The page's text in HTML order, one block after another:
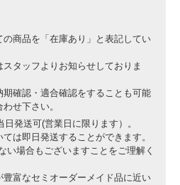
商品を「在庫あり」と表記してい
タッフよりお知らせしておりま
確認・適合確認をすることも可能
せ下さい。
発送可(営業日に限ります）。
は即日発送することができます。
い場合もございますことをご理解く
富なセミオーダーメイド品に近い